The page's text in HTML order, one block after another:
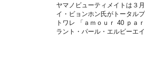
ヤマノビューティメイトは３
イ・ビョンホン氏がトータル
トワレ 「ａｍｏｕｒ 40 ｐａ
ラント・パール・エルビーエ